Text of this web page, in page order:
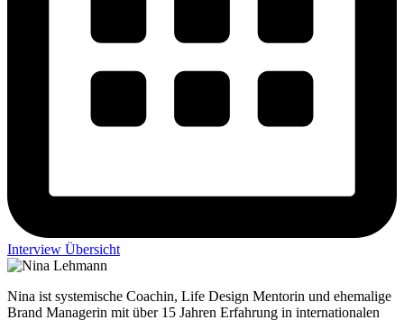
Interview Übersicht
Nina ist systemische Coachin, Life Design Mentorin und ehemalige
Brand Managerin mit über 15 Jahren Erfahrung in internationalen